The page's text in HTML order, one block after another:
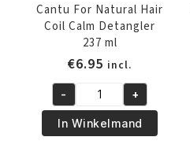
Cantu For Natural Hair
Coil Calm Detangler
237 ml
€6.95 incl.
Cantu
For
Natural
- +
In Winkelmand